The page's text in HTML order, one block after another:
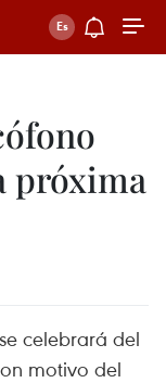
próxima
celebrará del
motivo del